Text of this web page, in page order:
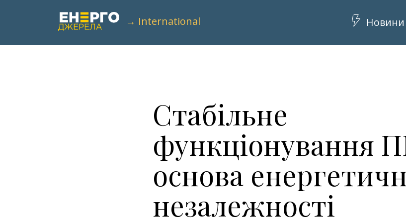
→ International Новини
Стабільне
функціонування
основа
незалежності